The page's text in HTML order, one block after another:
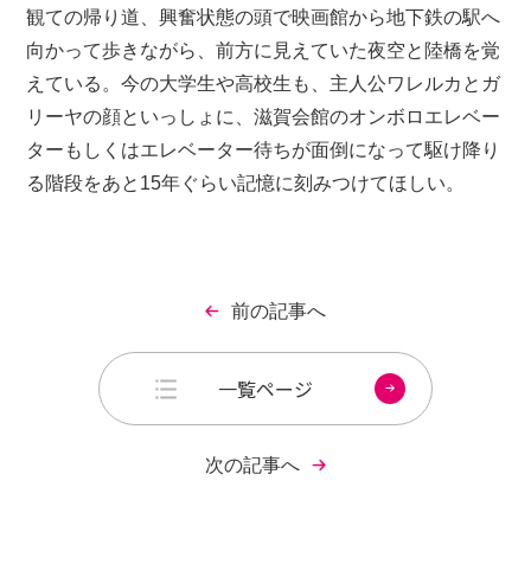
観ての帰り道、興奮状態の頭で映画館から地下鉄の駅へ
向かって歩きながら、前方に見えていた夜空と陸橋を覚
えている。今の大学生や高校生も、主人公ワレルカとガ
リーヤの顔といっしょに、滋賀会館のオンボロエレベー
ターもしくはエレベーター待ちが面倒になって駆け降り
る階段をあと15年ぐらい記憶に刻みつけてほしい。
前の記事へ
一覧ページ
次の記事へ